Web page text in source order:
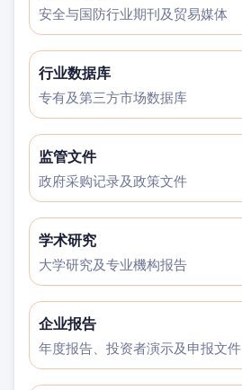
安全与国防行业期刊及贸易媒体
行业数据库
专有及第三方市场数据库
监管文件
政府采购记录及政策文件
学术研究
大学研究及专业機构报告
企业报告
年度报告、投资者演示及申报文件